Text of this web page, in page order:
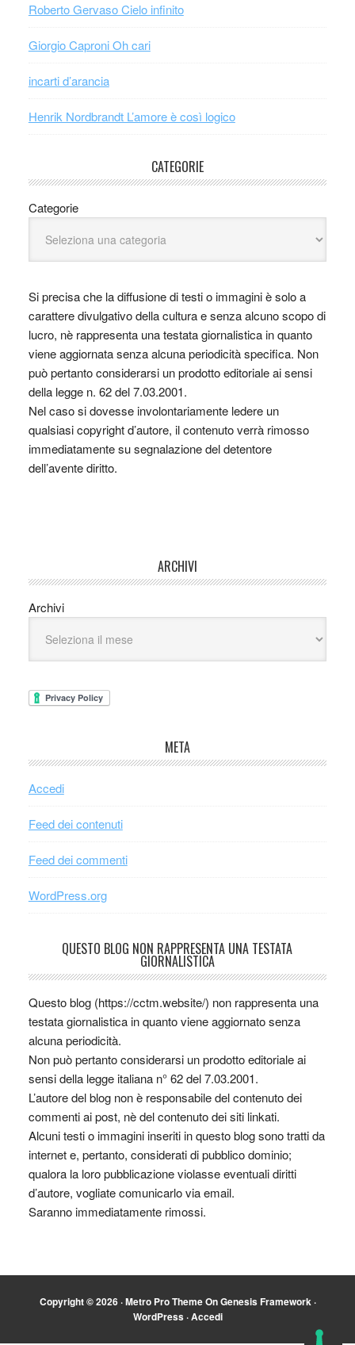
Roberto Gervaso Cielo infinito
Giorgio Caproni Oh cari
incarti d’arancia
Henrik Nordbrandt L’amore è così logico
CATEGORIE
Categorie
Si precisa che la diffusione di testi o immagini è solo a
carattere divulgativo della cultura e senza alcuno scopo di
lucro, nè rappresenta una testata giornalistica in quanto
viene aggiornata senza alcuna periodicità specifica. Non
può pertanto considerarsi un prodotto editoriale ai sensi
della legge n. 62 del 7.03.2001.
Nel caso si dovesse involontariamente ledere un
qualsiasi copyright d’autore, il contenuto verrà rimosso
immediatamente su segnalazione del detentore
dell’avente diritto.
ARCHIVI
Archivi
META
Accedi
Feed dei contenuti
Feed dei commenti
WordPress.org
QUESTO BLOG NON RAPPRESENTA UNA TESTATA
GIORNALISTICA
Questo blog (https://cctm.website/) non rappresenta una
testata giornalistica in quanto viene aggiornato senza
alcuna periodicità.
Non può pertanto considerarsi un prodotto editoriale ai
sensi della legge italiana n° 62 del 7.03.2001.
L’autore del blog non è responsabile del contenuto dei
commenti ai post, nè del contenuto dei siti linkati.
Alcuni testi o immagini inseriti in questo blog sono tratti da
internet e, pertanto, considerati di pubblico dominio;
qualora la loro pubblicazione violasse eventuali diritti
d’autore, vogliate comunicarlo via email.
Saranno immediatamente rimossi.
Copyright © 2026 ·Metro Pro ThemeOnGenesis Framework·
WordPress·Accedi